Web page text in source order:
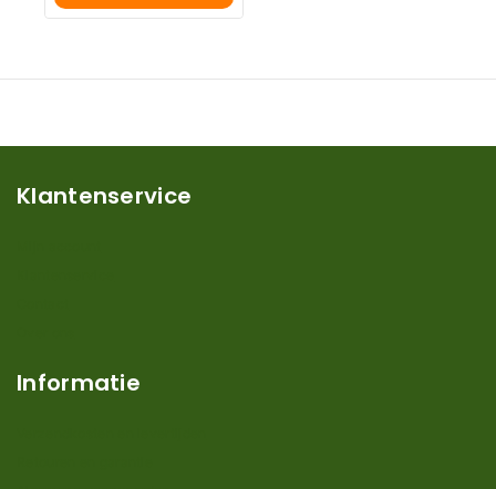
Winkelwagen
Klantenservice
Informatie